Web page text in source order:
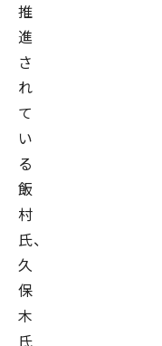
推
進
さ
れ
て
い
る
飯
村
氏、
久
保
木
氏